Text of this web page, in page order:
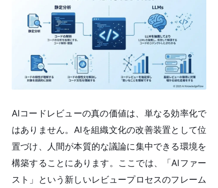
AIコードレビューの真の価値は、単なる効率化で
はありません。AIを組織文化の改善装置として位
置づけ、人間が本質的な議論に集中できる環境を
構築することにあります。ここでは、「AIファー
スト」という新しいレビュープロセスのフレーム